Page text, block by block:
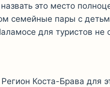
это место
семейные пары с
для туристов не
Коста-Брава для